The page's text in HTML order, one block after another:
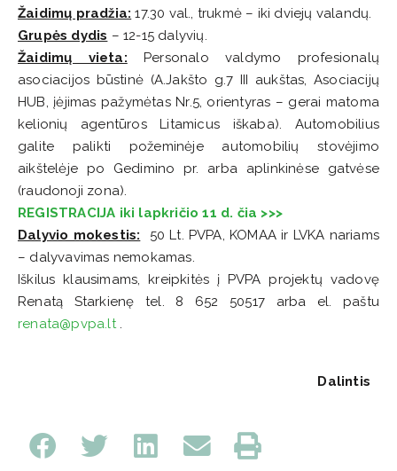
Žaidimų pradžia: 17.30 val., trukmė – iki dviejų valandų.
Grupės dydis – 12-15 dalyvių.
Žaidimų vieta: Personalo valdymo profesionalų
asociacijos būstinė (A.Jakšto g.7 III aukštas, Asociacijų
HUB, įėjimas pažymėtas Nr.5, orientyras – gerai matoma
kelionių agentūros Litamicus iškaba). Automobilius
galite palikti požeminėje automobilių stovėjimo
aikštelėje po Gedimino pr. arba aplinkinėse gatvėse
(raudonoji zona).
REGISTRACIJA iki lapkričio 11 d. čia >>>
Dalyvio mokestis: 50 Lt. PVPA, KOMAA ir LVKA nariams
– dalyvavimas nemokamas.
Iškilus klausimams, kreipkitės į PVPA projektų vadovę
Renatą Starkienę tel. 8 652 50517 arba el. paštu
renata@pvpa.lt.
Dalintis